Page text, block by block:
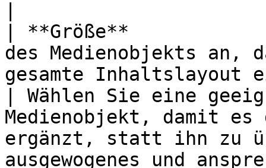
| **Größe**
des Medienobjekts an,
gesamte Inhaltslayout
| Wählen Sie eine
Medienobjekt, damit es
ergänzt, statt ihn zu
ausgewogenes und